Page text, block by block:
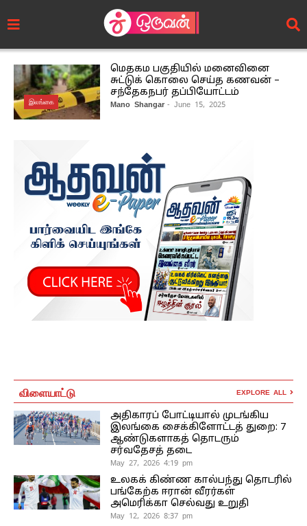
இலங்கை
மெதகம பகுதியில் மனைவினை
சுட்டுக் கொலை செய்த கணவன் –
சந்தேகநபர் தப்பியோட்டம்
Mano Shangar - June 15, 2025
விளையாட்டு EXPLORE ALL
அதிகாரப் போட்டியால் முடங்கிய
இலங்கை சைக்கிளோட்டத் துறை: 7
ஆண்டுகளாகத் தொடரும்
சர்வதேசத் தடை
May 27, 2026 4:19 pm
உலகக் கிண்ண கால்பந்து தொடரில்
பங்கேற்க ஈரான் வீரர்கள்
அமெரிக்கா செல்வது உறுதி
May 12, 2026 8:37 pm